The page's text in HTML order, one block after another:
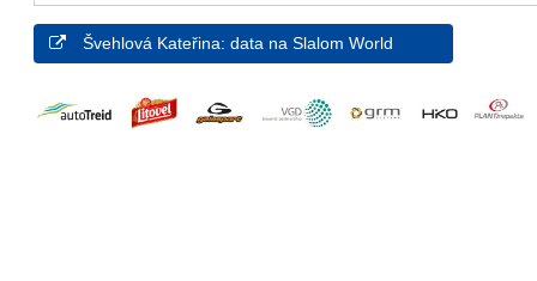
Švehlová Kateřina: data na Slalom World